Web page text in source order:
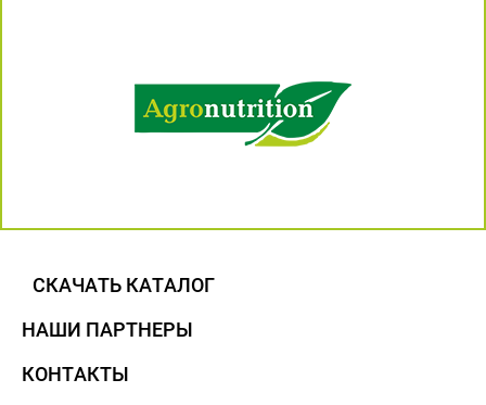
СКАЧАТЬ КАТАЛОГ
НАШИ ПАРТНЕРЫ
КОНТАКТЫ